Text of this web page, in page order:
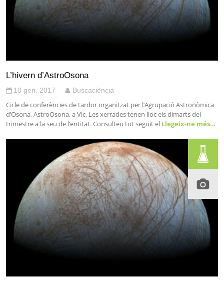
L’hivern d’AstroOsona
10 gen. 2017 Buscaciència
Cicle de conferències de tardor organitzat per l’Agrupació Astronòmica
d’Osona, AstroOsona, a Vic. Les xerrades tenen lloc els dimarts del
trimestre a la seu de l’entitat. Consulteu tot seguit el Llegeix-ne més…